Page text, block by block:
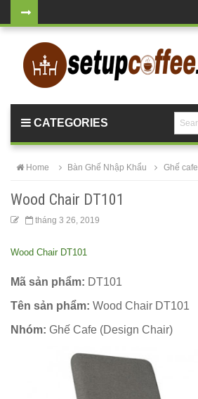
trang trí
KM01 - Kệ
Bộ bàn ghế
trời sân
vườn sân
thượng
nhôm đúc
CATEGORIES
Home Bàn Ghế Nhập Khẩu Ghế cafe
Wood Chair DT101
tháng 3 26, 2019
Wood Chair DT101
Mã sản phẩm: DT101
Tên sản phẩm: Wood Chair DT101
Nhóm: Ghế Cafe (Design Chair)